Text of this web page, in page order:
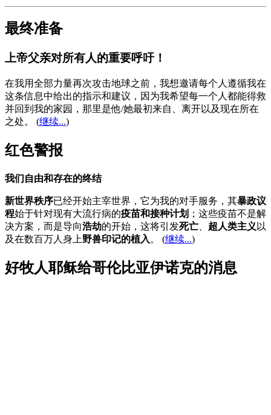
最终准备
上帝父亲对所有人的重要呼吁！
在我用全部力量再次攻击地球之前，我想邀请每个人遵循我在
这条信息中给出的指示和建议，因为我希望每一个人都能得救
并回到我的家园，那里是他/她最初来自、离开以及现在所在
之处。
(继续...)
红色警报
我们自由和存在的终结
新世界秩序已经开始主宰世界，它为我的对手服务，其暴政议
程始于针对现有大流行病的疫苗和接种计划 ；这些疫苗不是解
决方案，而是导向浩劫的开始，这将引发死亡 超人类主义 以
及在数百万人身上野兽印记的植入 。 (继续...)
好牧人耶稣给哥伦比亚伊诺克的消息